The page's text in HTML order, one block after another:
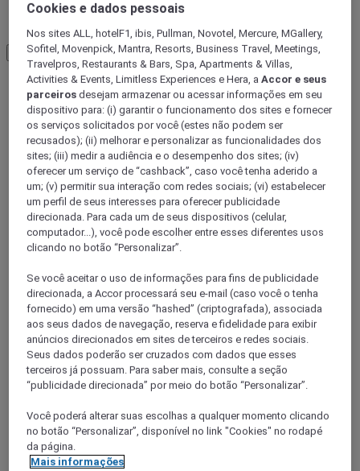
Sulawesi Du Sud
Load More See more items
Mercure Makassar Nexa Pettarani
O Mercure Makassar Nexa Pettarani situa-se na vibrante rua
Jalan A. P. Pettarani, o coração do governo e da zona
comercial. Dispõe de 174 quartos, um salão de baile com
capacidade máxima para 500 pessoas, salas de reuniões
modernas, o Restaurante Losari (aberto todo o dia), o Toraja
quartos 24 horas por dia.
4,7/5
Cookies e dados pessoais
Nos sites ALL, hotelF1, ibis, Pullman, Novotel, Mercure, MGallery,
Sofitel, Movenpick, Mantra, Resorts, Business Travel, Meetings,
Travelpros, Restaurants & Bars, Spa, Apartments & Villas,
Activities & Events, Limitless Experiences e Hera, aAccor e seus
parceiros desejam armazenar ou acessar informações em seu
dispositivo para: (i) garantir o funcionamento dos sites e fornecer
os serviços solicitados por você (estes não podem ser
recusados); (ii) melhorar e personalizar as funcionalidades dos
sites; (iii) medir a audiência e o desempenho dos sites; (iv)
oferecer um serviço de “cashback”, caso você tenha aderido a
um; (v) permitir sua interação com redes sociais; (vi) estabelecer
um perfil de seus interesses para oferecer publicidade
direcionada. Para cada um de seus dispositivos (celular,
computador...), você pode escolher entre esses diferentes usos
clicando no botão “Personalizar”.
Se você aceitar o uso de informações para fins de publicidade
direcionada, a Accor processará seu e-mail (caso você o tenha
fornecido) em uma versão “hashed” (criptografada), associada
aos seus dados de navegação, reserva e fidelidade para exibir
anúncios direcionados em sites de terceiros e redes sociais.
Seus dados poderão ser cruzados com dados que esses
terceiros já possuam. Para saber mais, consulte a seção
“publicidade direcionada” por meio do botão “Personalizar”.
Você poderá alterar suas escolhas a qualquer momento clicando
no botão “Personalizar”, disponível no link "Cookies" no rodapé
da página.
Mais informações